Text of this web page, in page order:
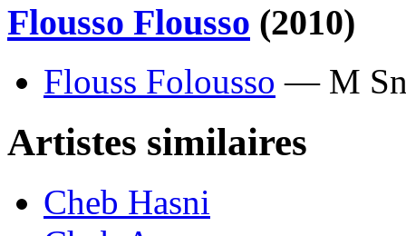
Flousso Flousso (2010)
Flouss Folousso — M
Artistes similaires
Cheb Hasni